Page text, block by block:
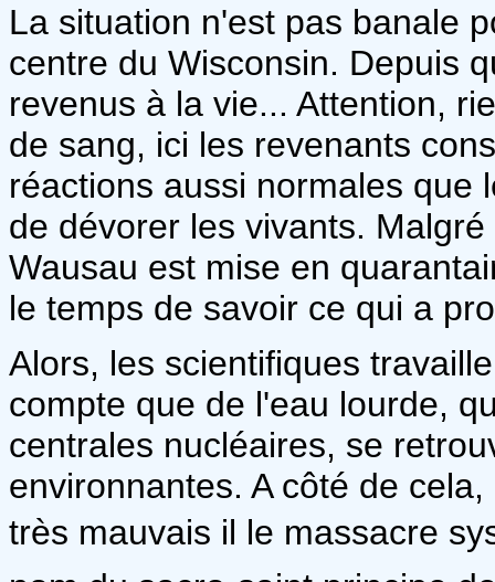
La situation n'est pas banale
centre du Wisconsin. Depuis
revenus à la vie... Attention,
de sang, ici les revenants
réactions aussi normales que
de dévorer les vivants.
Wausau est mise en
le temps de savoir ce qui a
Alors, les scientifiques
compte que de l'eau lourde,
centrales nucléaires, se
environnantes. A côté de
très mauvais il le massacre